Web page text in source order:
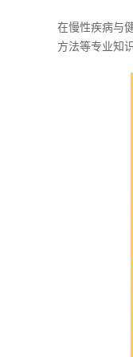
在慢性疾病与
方法等专业知